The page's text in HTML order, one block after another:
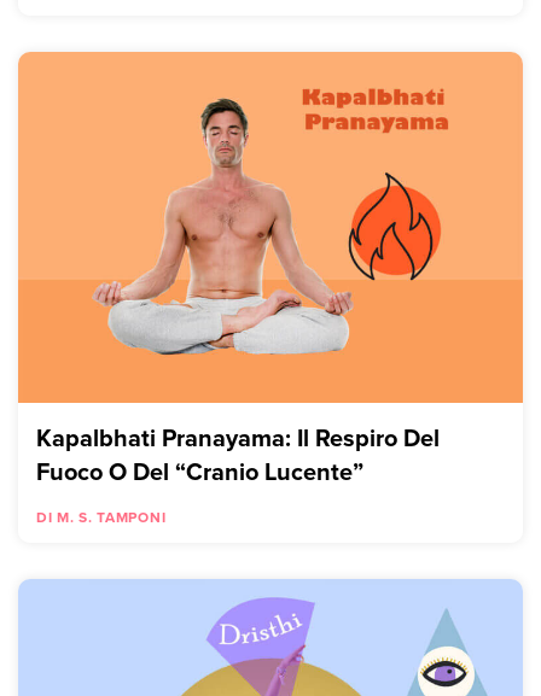
Kapalbhati Pranayama: Il Respiro Del
Fuoco O Del “Cranio Lucente”
DI M. S. TAMPONI